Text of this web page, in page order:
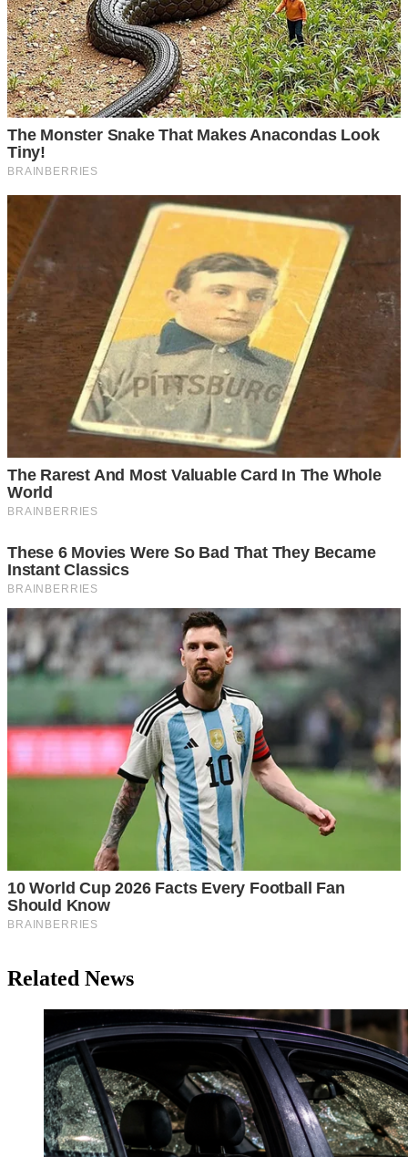
Related News